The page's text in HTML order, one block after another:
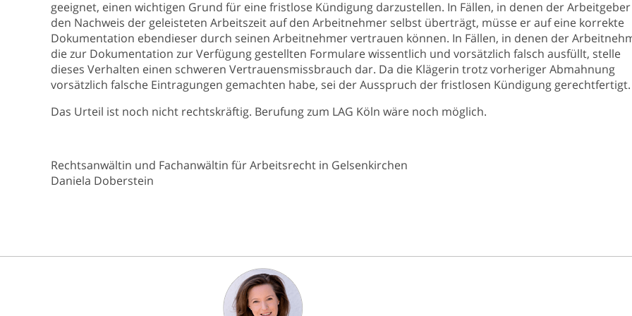
geeignet, einen wichtigen Grund für eine fristlose Kündigung darzustellen. In Fällen, in denen der Arbeitgeber
den Nachweis der geleisteten Arbeitszeit auf den Arbeitnehmer selbst überträgt, müsse er auf eine korrekte
Dokumentation ebendieser durch seinen Arbeitnehmer vertrauen können. In Fällen, in denen der
die zur Dokumentation zur Verfügung gestellten Formulare wissentlich und vorsätzlich falsch ausfüllt, stelle
dieses Verhalten einen schweren Vertrauensmissbrauch dar. Da die Klägerin trotz vorheriger Abmahnung
vorsätzlich falsche Eintragungen gemachten habe, sei der Ausspruch der fristlosen Kündigung gerechtfertigt.
Das Urteil ist noch nicht rechtskräftig. Berufung zum LAG Köln wäre noch möglich.
Rechtsanwältin und Fachanwältin für Arbeitsrecht in Gelsenkirchen
Daniela Doberstein